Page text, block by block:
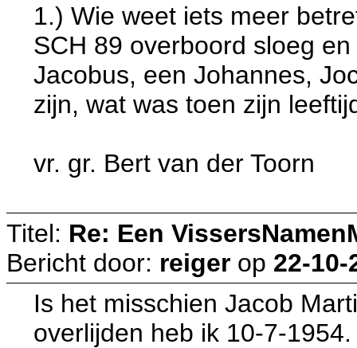
1.) Wie weet iets meer
SCH 89 overboord sloeg
Jacobus, een Johannes,
zijn, wat was toen zijn
vr. gr. Bert van der Toorn
Titel: Re: Een
Bericht door: reiger op 22-10-
Is het misschien Jacob
overlijden heb ik 10-7-1954.